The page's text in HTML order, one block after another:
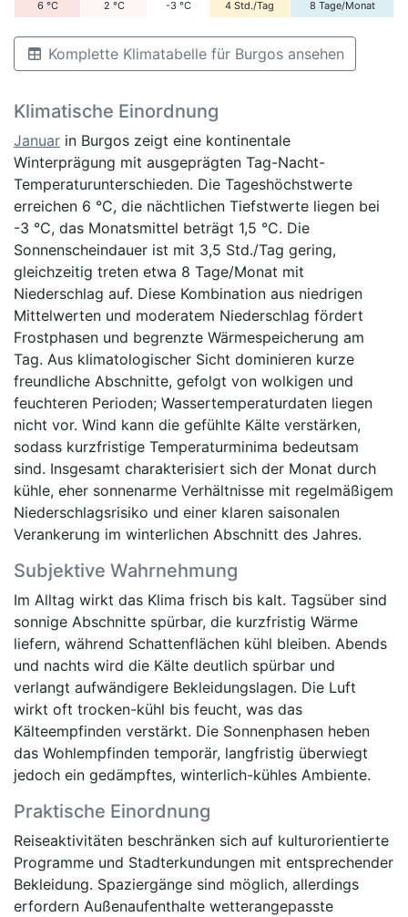
6 °C 2 °C -3 °C 4 Std./Tag 8 Tage/Monat
Komplette Klimatabelle für Burgos ansehen
Klimatische Einordnung
Januar in Burgos zeigt eine kontinentale
Winterprägung mit ausgeprägten Tag-Nacht-
Temperaturunterschieden. Die Tageshöchstwerte
erreichen 6 °C, die nächtlichen Tiefstwerte liegen bei
-3 °C, das Monatsmittel beträgt 1,5 °C. Die
Sonnenscheindauer ist mit 3,5 Std./Tag gering,
gleichzeitig treten etwa 8 Tage/Monat mit
Niederschlag auf. Diese Kombination aus niedrigen
Mittelwerten und moderatem Niederschlag fördert
Frostphasen und begrenzte Wärmespeicherung am
Tag. Aus klimatologischer Sicht dominieren kurze
freundliche Abschnitte, gefolgt von wolkigen und
feuchteren Perioden; Wassertemperaturdaten liegen
nicht vor. Wind kann die gefühlte Kälte verstärken,
sodass kurzfristige Temperaturminima bedeutsam
sind. Insgesamt charakterisiert sich der Monat durch
kühle, eher sonnenarme Verhältnisse mit regelmäßigem
Niederschlagsrisiko und einer klaren saisonalen
Verankerung im winterlichen Abschnitt des Jahres.
Subjektive Wahrnehmung
Im Alltag wirkt das Klima frisch bis kalt. Tagsüber sind
sonnige Abschnitte spürbar, die kurzfristig Wärme
liefern, während Schattenflächen kühl bleiben. Abends
und nachts wird die Kälte deutlich spürbar und
verlangt aufwändigere Bekleidungslagen. Die Luft
wirkt oft trocken-kühl bis feucht, was das
Kälteempfinden verstärkt. Die Sonnenphasen heben
das Wohlempfinden temporär, langfristig überwiegt
jedoch ein gedämpftes, winterlich-kühles Ambiente.
Praktische Einordnung
Reiseaktivitäten beschränken sich auf kulturorientierte
Programme und Stadterkundungen mit entsprechender
Bekleidung. Spaziergänge sind möglich, allerdings
erfordern Außenaufenthalte wetterangepasste